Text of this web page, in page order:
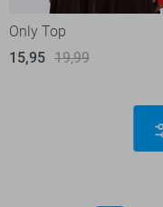
Only Top
15,95 19,99